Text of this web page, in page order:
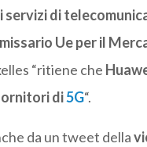
di
Ue per il
“ritiene che
di5G“.
da un tweet della